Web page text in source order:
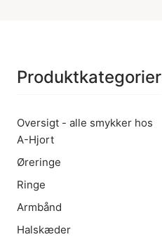
Produktkategorier
Oversigt - alle smykker hos
A-Hjort
Øreringe
Ringe
Armbånd
Halskæder